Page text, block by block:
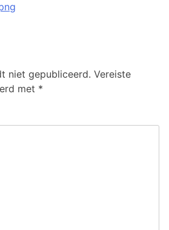
niet gepubliceerd. Vereiste
met *